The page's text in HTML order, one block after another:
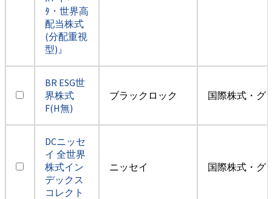
ﾀ・世界高
配当株式
(分配重視
型)』
BR ESG世
界株式
F(H無)
ブラックロック 国際株式・グ
DCニッセ
イ 全世界
株式イン
デックス
コレクト
ニッセイ 国際株式・グ